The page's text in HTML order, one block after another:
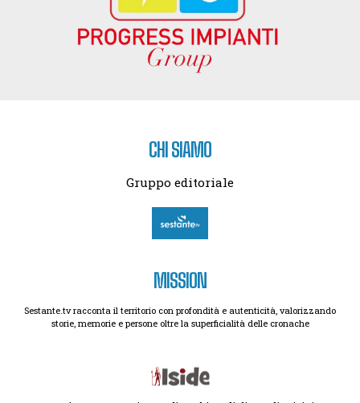
CHI SIAMO
Gruppo editoriale
MISSION
Sestante.tv racconta il territorio con profondità e autenticità, valorizzando
storie, memorie e persone oltre la superficialità delle cronache